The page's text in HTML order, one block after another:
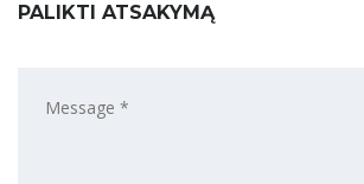
PALIKTI ATSAKYMĄ